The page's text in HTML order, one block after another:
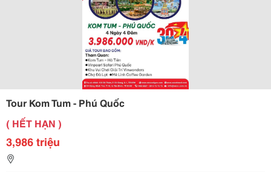
Tour Kom Tum - Phú Quốc
( HẾT HẠN )
3,986 triệu